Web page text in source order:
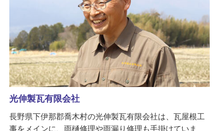
光伸製瓦有限会社
長野県下伊那郡喬木村の光伸製瓦有限会社は、瓦屋根工
事をメインに、雨樋修理や雨漏り修理も手掛けていま